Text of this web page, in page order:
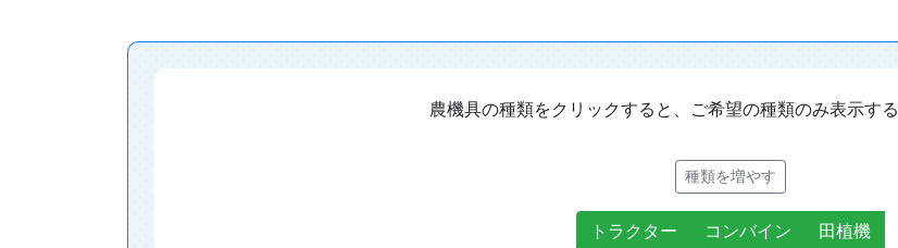
農機具の種類をクリックすると、ご希望の種類のみ表示する
種類を増やす
トラクター コンバイン 田植機